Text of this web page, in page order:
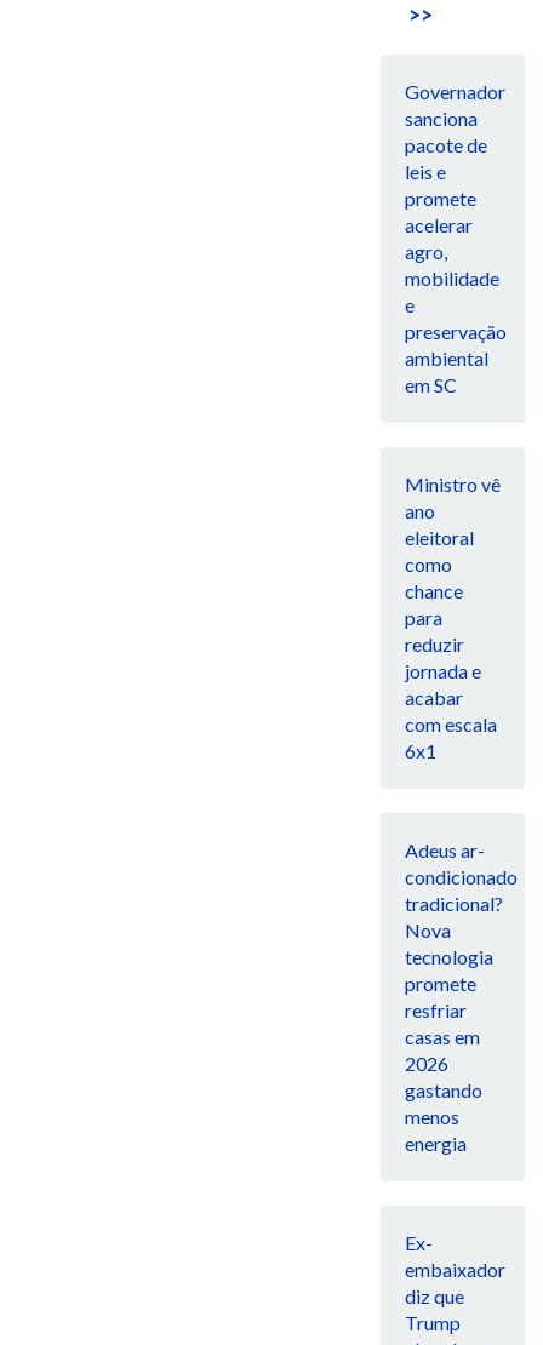
>>
Governador
sanciona
pacote de
leis e
promete
acelerar
agro,
mobilidade
e
preservação
ambiental
em SC
Ministro vê
ano
eleitoral
como
chance
para
reduzir
jornada e
acabar
com escala
6x1
Adeus ar-
condicionado
tradicional?
Nova
tecnologia
promete
resfriar
casas em
2026
gastando
menos
energia
Ex-
embaixador
diz que
Trump